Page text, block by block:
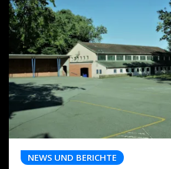
NEWS UND BERICHTE